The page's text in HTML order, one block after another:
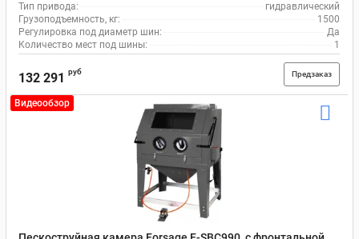
Тип привода:
гидравлический
Грузоподъемность, кг:
1500
Регулировка под диаметр шин:
Да
Количество мест под шины:
1
132 291 руб Предзаказ
Видеообзор